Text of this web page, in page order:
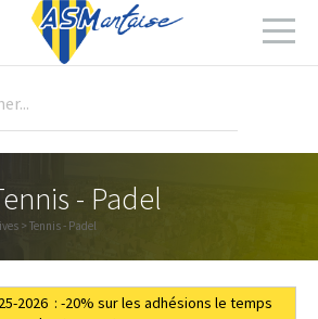
- Padel
> Tennis - Padel
2026 : -20% sur les adhésions le temps